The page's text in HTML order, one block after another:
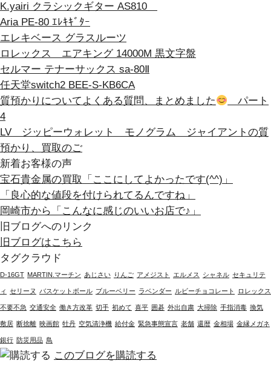
K.yairi クラシックギター AS810
Aria PE-80 ｴﾚｷｷﾞﾀｰ
エレキベース グラスルーツ
ロレックス エアキング 14000M 黒文字盤
セルマー テナーサックス sa-80Ⅱ
任天堂switch2 BEE-S-KB6CA
質預かりについてよくある質問、まとめました
パート
4
LV ジッピーウォレット モノグラム ジャイアントの質
預かり、買取のご
新着お客様の声
宝石貴金属の買取「ここにしてよかったです(^^)」
「良心的な値段を付けられてるんですね」
岡崎市から「こんなに感じのいいお店で♪」
旧ブログへのリンク
旧ブログはこちら
タグクラウド
D-16GT MARTIN.マーチン あじさい りんご アメジスト エルメス シャネル セキュリテ
ィ セリーヌ バスケットボール ブルーベリー ラベンダー ルビーチョコレート ロレックス
不要不急 交通安全 働き方改革 切手 初めて 喜平 囲碁 外出自粛 大掃除 手指消毒 換気
敷居 断捨離 映画館 牡丹 空気清浄機 給付金 緊急事態宣言 老舗 還暦 金相場 金縁メガネ
銀行 防災用品 鳥
このブログを購読する